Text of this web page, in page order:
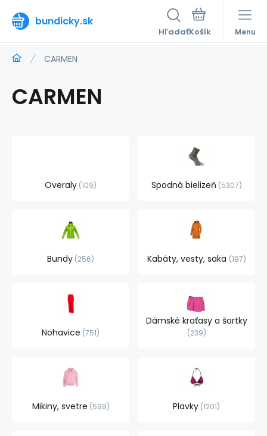
bundicky.sk
Hľadať Menu
CARMEN
CARMEN
Overaly 109 Spodná bielizeň 5307
Bundy 256 Kabáty, vesty, saka 197
Nohavice 751
Dámské kraťasy a šortky
239
Mikiny, svetre 599 Plavky 1201